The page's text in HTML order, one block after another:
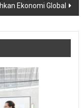
Ekonomi Global